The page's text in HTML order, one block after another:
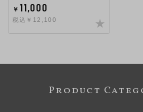
￥ 11,000
税込￥12,100
Product